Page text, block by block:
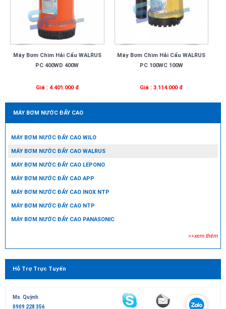
Máy Bơm Chìm Hải Cẩu WALRUS
PC 400WD 400W
Giá : 4.401.000 đ
Máy Bơm Chìm Hải Cẩu WALRUS
PC 100WC 100W
Giá : 3.114.000 đ
MÁY BƠM NƯỚC ĐẨY CAO
MÁY BƠM NƯỚC ĐẨY CAO WILO
MÁY BƠM NƯỚC ĐẨY CAO WALRUS
MÁY BƠM NƯỚC ĐẨY CAO LEPONO
MÁY BƠM NƯỚC ĐẨY CAO APP
MÁY BƠM NƯỚC ĐẨY CAO INOX NTP
MÁY BƠM NƯỚC ĐẨY CAO NTP
MÁY BƠM NƯỚC ĐẨY CAO PANASONIC
>>xem thêm
Hỗ Trợ Trực Tuyến
Ms. Quỳnh
0909 228 356